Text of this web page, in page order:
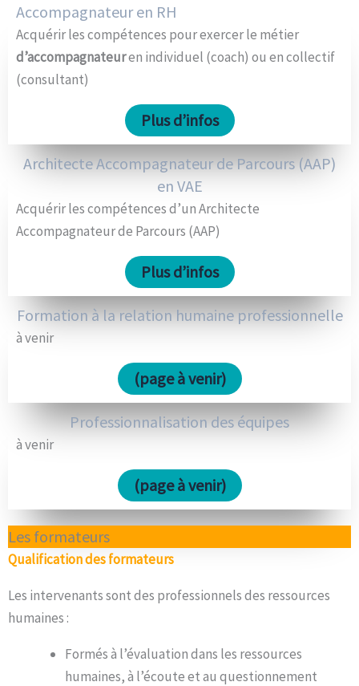
Accompagnateur en RH
Acquérir les compétences pourexercer le métier
d’accompagnateuren individuel (coach) ou en collectif
(consultant)
Plus d’infos
Architecte Accompagnateur de Parcours (AAP)
en VAE
Acquérir les compétences d’un Architecte
Accompagnateur de Parcours (AAP)
Plus d’infos
Formation à la relation humaine professionnelle
à venir
(page à venir)
Professionnalisation des équipes
à venir
(page à venir)
Les formateurs
Qualification des formateurs
Les intervenants sont des professionnels des ressources
humaines :
Formés à l’évaluation dans les ressources
humaines, à l’écoute et au questionnement